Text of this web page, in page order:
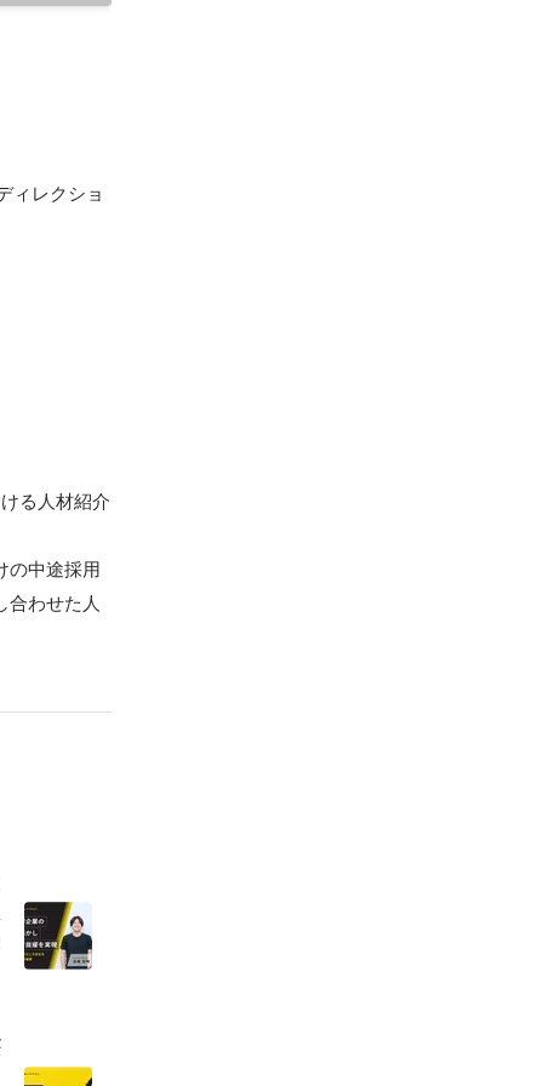
ィレクショ
る人材紹介
の中途採用
合わせた人